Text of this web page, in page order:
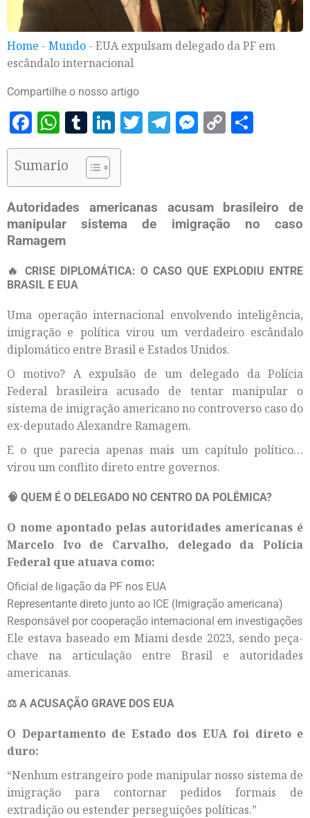
Home - Mundo - EUA expulsam delegado da PF em
escândalo internacional
Compartilhe o nosso artigo
Facebook
WhatsApp
Tumblr
LinkedIn
Twitter
Telegram
Messenger
Copy
Sumario
Autoridades americanas acusam brasileiro de
manipular sistema de imigração no caso
Ramagem
🔥 CRISE DIPLOMÁTICA: O CASO QUE EXPLODIU ENTRE
BRASIL E EUA
Uma operação internacional envolvendo inteligência,
imigração e política virou um verdadeiro escândalo
diplomático entre Brasil e Estados Unidos.
O motivo? A expulsão de um delegado da Polícia
Federal brasileira acusado de tentar manipular o
sistema de imigração americano no controverso caso do
ex-deputado Alexandre Ramagem.
E o que parecia apenas mais um capítulo político…
virou um conflito direto entre governos.
🧠 QUEM É O DELEGADO NO CENTRO DA POLÊMICA?
O nome apontado pelas autoridades americanas é
Marcelo Ivo de Carvalho, delegado da Polícia
Federal que atuava como:
Oficial de ligação da PF nos EUA
Representante direto junto ao ICE (Imigração americana)
Responsável por cooperação internacional em investigações
Ele estava baseado em Miami desde 2023, sendo peça-
chave na articulação entre Brasil e autoridades
americanas.
⚖️ A ACUSAÇÃO GRAVE DOS EUA
O Departamento de Estado dos EUA foi direto e
duro:
“Nenhum estrangeiro pode manipular nosso sistema de
imigração para contornar pedidos formais de
extradição ou estender perseguições políticas.”